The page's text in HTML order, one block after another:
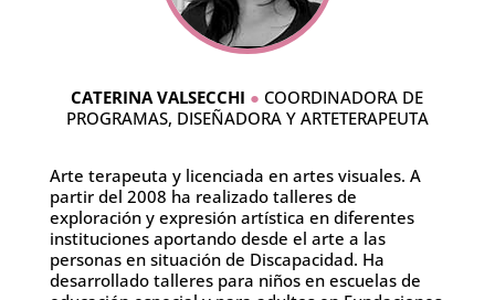
CATERINA VALSECCHI ● COORDINADORA DE
PROGRAMAS, DISEÑADORA Y ARTETERAPEUTA
Arte terapeuta y licenciada en artes visuales. A
partir del 2008 ha realizado talleres de
exploración y expresión artística en diferentes
instituciones aportando desde el arte a las
personas en situación de Discapacidad. Ha
desarrollado talleres para niños en escuelas de